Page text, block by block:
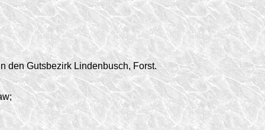
den Gutsbezirk Lindenbusch, Forst.